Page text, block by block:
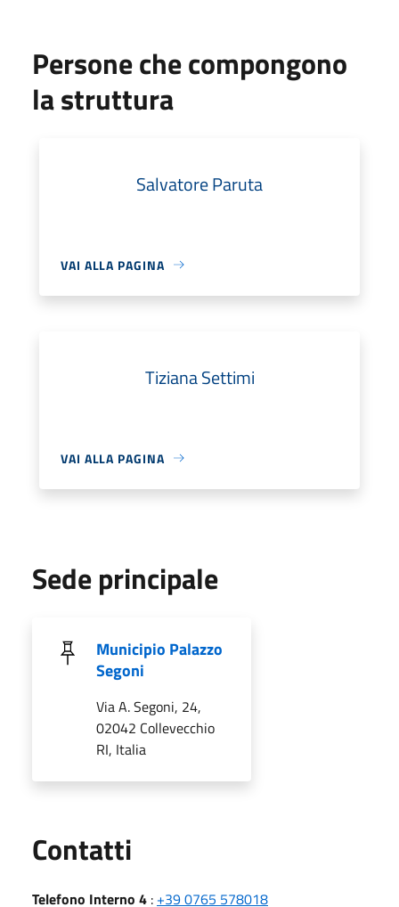
Persone che compongono
la struttura
Salvatore Paruta
VAI ALLA PAGINA
Tiziana Settimi
VAI ALLA PAGINA
Sede principale
Municipio Palazzo
Segoni
Via A. Segoni, 24,
02042 Collevecchio
RI, Italia
Contatti
Telefono Interno 4 : +39 0765 578018